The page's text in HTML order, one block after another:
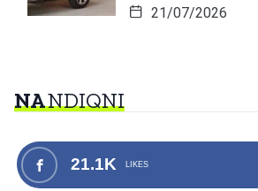
21/07/2026
NANDIQNI
21.1K LIKES